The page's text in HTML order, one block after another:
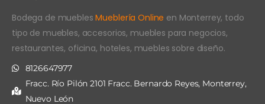
Bodega de mueblesMueblería Online en Monterrey, todo
tipo de muebles, accesorios, muebles para negocios,
restaurantes, oficina, hoteles, muebles sobre diseño.
8126647977
Fracc. Río Pilón 2101 Fracc. Bernardo Reyes, Monterrey,
Nuevo León